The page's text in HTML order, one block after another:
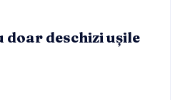
deschizi ușile